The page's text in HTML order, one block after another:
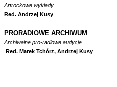
Artrockowe wykłady
Red. Andrzej Kusy
PRORADIOWE ARCHIWUM
Archiwalne pro-radiowe audycje
Red. Marek Tchórz, Andrzej Kusy